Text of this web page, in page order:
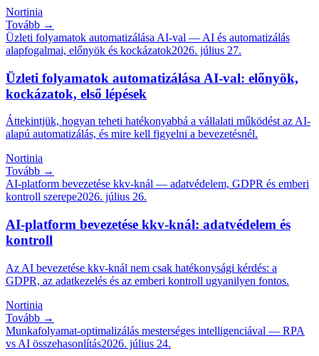
Nortinia
Tovább →
Üzleti folyamatok automatizálása AI-val — AI és automatizálás
alapfogalmai, előnyök és kockázatok2026. július 27.
Üzleti folyamatok automatizálása AI-val: előnyök,
kockázatok, első lépések
Áttekintjük, hogyan teheti hatékonyabbá a vállalati működést az AI-
alapú automatizálás, és mire kell figyelni a bevezetésnél.
Nortinia
Tovább →
AI-platform bevezetése kkv-knál — adatvédelem, GDPR és emberi
kontroll szerepe2026. július 26.
AI-platform bevezetése kkv-knál: adatvédelem és
kontroll
Az AI bevezetése kkv-knál nem csak hatékonysági kérdés: a
GDPR, az adatkezelés és az emberi kontroll ugyanilyen fontos.
Nortinia
Tovább →
Munkafolyamat-optimalizálás mesterséges intelligenciával — RPA
vs AI összehasonlítás2026. július 24.